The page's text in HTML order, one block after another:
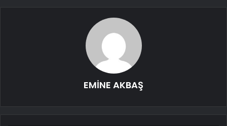
EMİNE AKBAŞ